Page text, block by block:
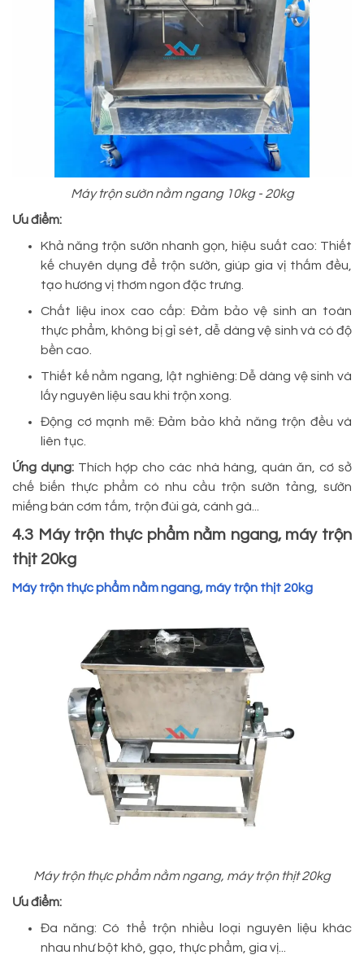
Máy trộn sườn nằm ngang 10kg - 20kg
Ưu điểm:
Khả năng trộn sườn nhanh gọn, hiệu suất cao: Thiết
kế chuyên dụng để trộn sườn, giúp gia vị thấm đều,
tạo hương vị thơm ngon đặc trưng.
Chất liệu inox cao cấp: Đảm bảo vệ sinh an toàn
thực phẩm, không bị gỉ sét, dễ dàng vệ sinh và có độ
bền cao.
Thiết kế nằm ngang, lật nghiêng: Dễ dàng vệ sinh và
lấy nguyên liệu sau khi trộn xong.
Động cơ mạnh mẽ: Đảm bảo khả năng trộn đều và
liên tục.
Ứng dụng: Thích hợp cho các nhà hàng, quán ăn, cơ sở
chế biến thực phẩm có nhu cầu trộn sườn tảng, sườn
miếng bán cơm tấm, trộn đùi gà, cánh gà...
4.3 Máy trộn thực phẩm nằm ngang, máy trộn
thịt 20kg
Máy trộn thực phẩm nằm ngang, máy trộn thịt 20kg
Máy trộn thực phẩm nằm ngang, máy trộn thịt 20kg
Ưu điểm:
Đa năng: Có thể trộn nhiều loại nguyên liệu khác
nhau như bột khô, gạo, thực phẩm, gia vị...